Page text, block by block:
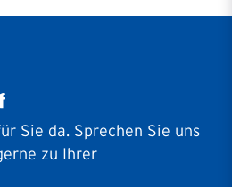
Sie da. Sprechen Sie uns
zu Ihrer